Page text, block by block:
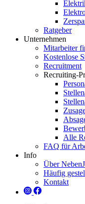
Ratgeber
Unternehmen
Mitarbeiter
Kostenlose
Recruitment
Recruiting-
Alle
FAQ für
Info
Über
Häufig
Kontakt